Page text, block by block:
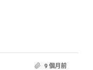
9 個月前